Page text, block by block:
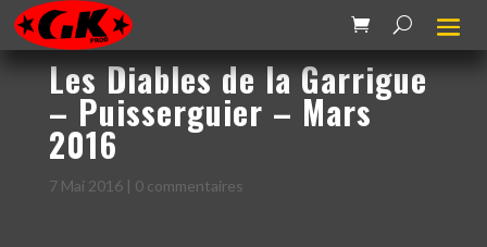
Les Diables de la Garrigue
– Puisserguier – Mars
2016
7 Mai 2016| 0 commentaires